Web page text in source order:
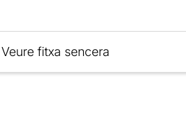
Veure fitxa sencera